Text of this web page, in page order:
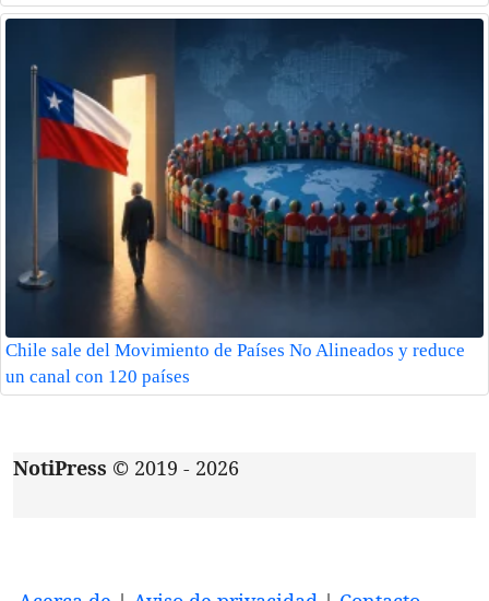
Chile sale del Movimiento de Países No Alineados y reduce
un canal con 120 países
NotiPress © 2019 - 2026